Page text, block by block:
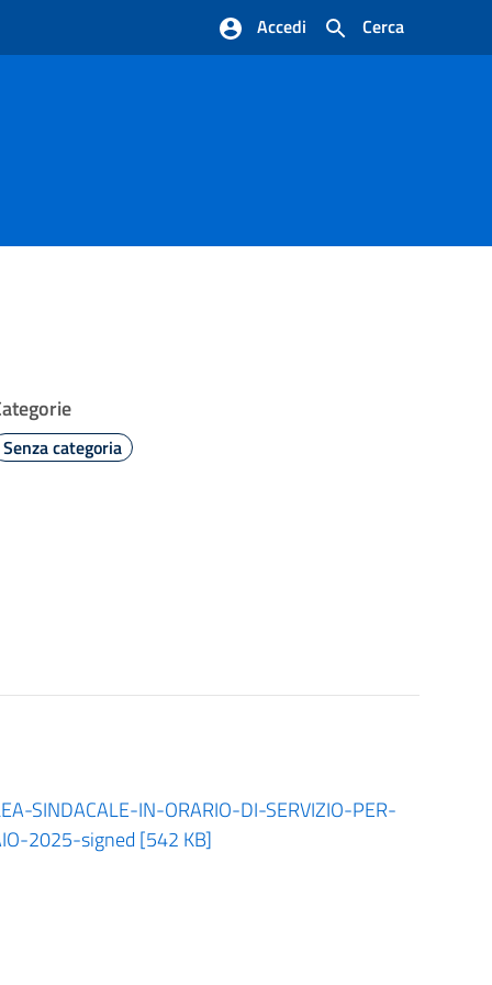
Cerca
Accedi
Senza categoria
SINDACALE-IN-ORARIO-DI-SERVIZIO-PER-
2025-signed [542 KB]